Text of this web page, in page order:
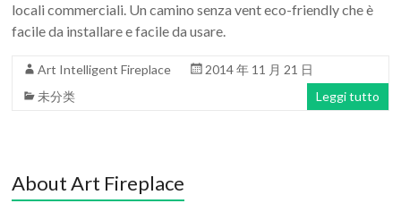
locali commerciali. Un camino senza vent eco-friendly che è
facile da installare e facile da usare.
Art Intelligent Fireplace
2014 年 11 月 21 日
未分类
Leggi tutto
About Art Fireplace